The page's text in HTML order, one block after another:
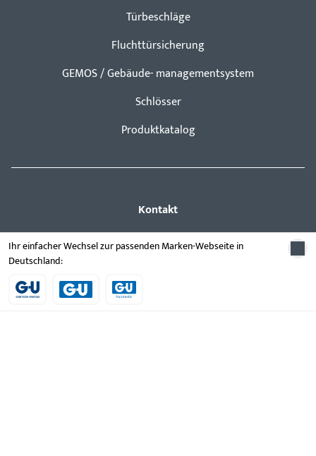
Ihr einfacher Wechsel zur passenden Marken-Webseite in
Deutschland:
Türbeschläge
Fluchttürsicherung
GEMOS / Gebäude- managementsystem
Schlösser
Produktkatalog
Kontakt
Kontakt aufnehmen
Newsletter Anmeldung